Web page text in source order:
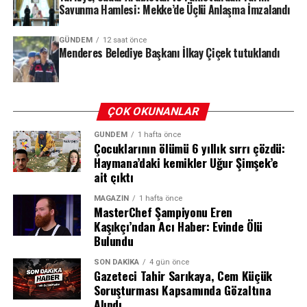
Zam, bugün (7 Ağustos 2026) gece yarısından itibaren
geçerli olacak. Pompaya yansıyacak net tutar ise 1 TL 6
kuruş olarak hesaplanıyor.
Carrefour Bağımsız Yapısını Koruyacak
Kararın bir diğer önemli ayağı ise Carrefour’un kurumsal
faaliyetlerini ayrı organizasyon yapılarıyla sürdürecek.
Bu sayede Carrefour’un bağımsız kurumsal yapısı
korunmaya devam edecek. Bu durum, markaların mevcut
tedarik zincirleri, ticari ilişkileri ve müşteri
portföylerinde köklü değişiklikler yaşanmadan yoluna
devam etmesini güvence altına alıyor.
Üç Yıl Boyunca İstihdam Korunacak
Devralma sürecinin en çok merak edilen konularının
başında gelen istihdam güvencesi de karar kapsamında
netliğe kavuştu. Buna göre, A101 ve Carrefour’un
Kira Tavan Zam Oranı Nasıl
Hesaplanıyor?
Savunma Hamlesi: Mekke’de Üçlü Anlaşma İmzalandı
GÜNDEM 12 saat önce
Menderes Belediye Başkanı İlkay Çiçek tutuklandı
ÇOK OKUNANLAR
GÜNDEM 1 hafta önce
Çocuklarının ölümü 6 yıllık sırrı çözdü:
Haymana’daki kemikler Uğur Şimşek’e
ait çıktı
MAGAZIN 1 hafta önce
MasterChef Şampiyonu Eren
Kaşıkçı’ndan Acı Haber: Evinde Ölü
Bulundu
SON DAKIKA 4 gün önce
Gazeteci Tahir Sarıkaya, Cem Küçük
Soruşturması Kapsamında Gözaltına